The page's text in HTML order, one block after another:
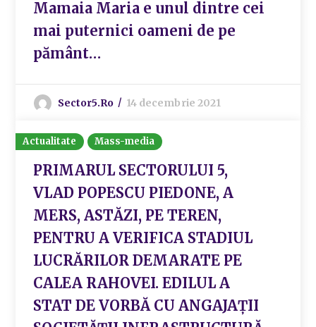
Mamaia Maria e unul dintre cei
mai puternici oameni de pe
pământ…
Sector5.ro 14 decembrie 2021
Actualitate Mass-media
PRIMARUL SECTORULUI 5,
VLAD POPESCU PIEDONE, A
MERS, ASTĂZI, PE TEREN,
PENTRU A VERIFICA STADIUL
LUCRĂRILOR DEMARATE PE
CALEA RAHOVEI. EDILUL A
STAT DE VORBĂ CU ANGAJAȚII